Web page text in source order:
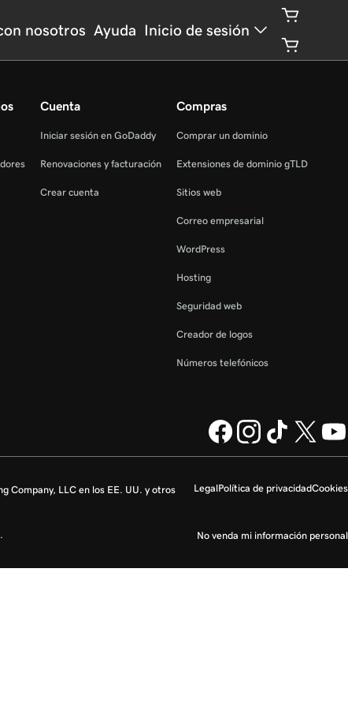
nosotros Ayuda Inicio de sesión
Cuenta
Iniciar sesión en GoDaddy
Renovaciones y facturación
Crear cuenta
Compras
Comprar un dominio
Extensiones de dominio gTLD
Sitios web
Correo empresarial
WordPress
Hosting
Seguridad web
Creador de logos
Números telefónicos
LegalPolítica de privacidadCookies
No venda mi información personal
Company, LLC en los EE. UU. y otros
.